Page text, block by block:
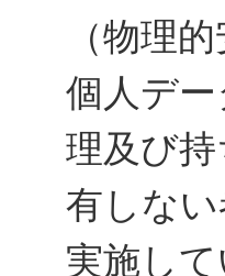
（物理
個人デ
理及び
有しな
実施して